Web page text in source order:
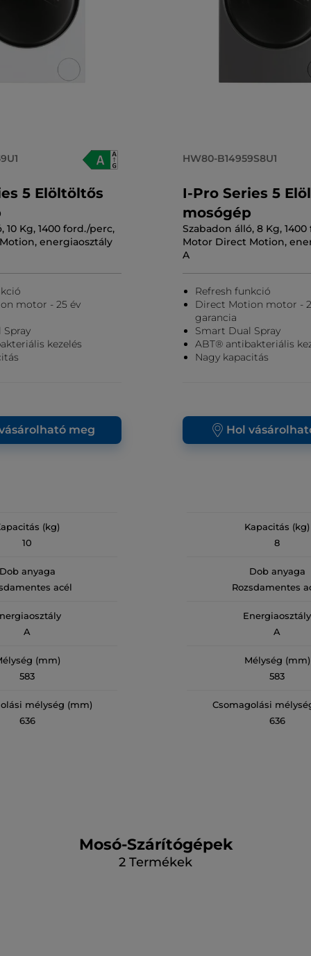
5 Elöltöltős
10 Kg, 1400 ford./perc,
energiaosztály
motor - 25 év
kezelés
meg
(kg)
10
anyaga
acél
A
(mm)
583
mélység (mm)
636
HW80-B14959S8U1
I-Pro Series 5
mosógép
Szabadon álló, 8 Kg,
Motor Direct Motion,
A
Refresh funkció
Direct Motion motor -
garancia
Smart Dual Spray
ABT® antibakteriális
Nagy kapacitás
Hol
Kapacitás (kg)
8
Dob anyaga
Rozsdamentes
Energiaosztály
A
Mélység (mm)
583
Csomagolási
636
Mosó-Szárítógépek
2 Termékek